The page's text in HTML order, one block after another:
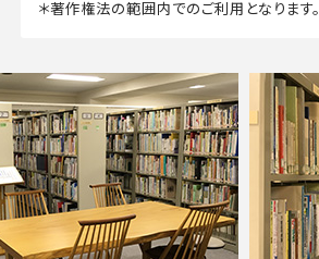
＊著作権法の範囲内でのご利用となります。